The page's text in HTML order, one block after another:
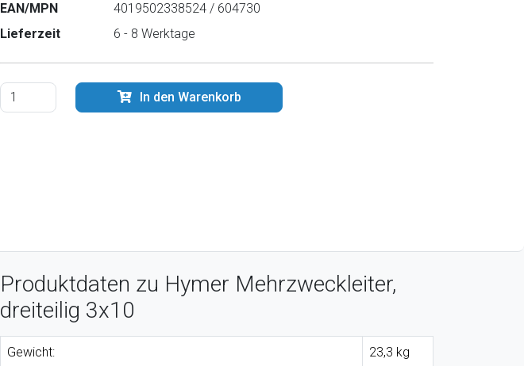
EAN/MPN
4019502338524 / 604730
Lieferzeit
6 - 8 Werktage
In den Warenkorb
Produktdaten zu Hymer Mehrzweckleiter,
dreiteilig 3x10
Gewicht: 23,3 kg